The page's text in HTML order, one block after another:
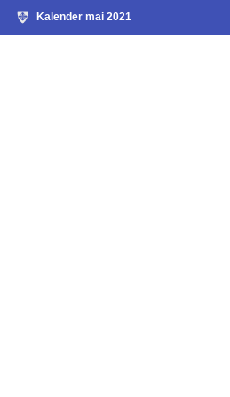
Kalender mai 2021